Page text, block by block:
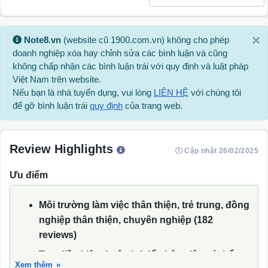
×
Note8.vn (website cũ 1900.com.vn) không cho phép
doanh nghiệp xóa hay chỉnh sửa các bình luận và cũng
không chấp nhận các bình luận trái với quy định và luật pháp
Việt Nam trên website.
Nếu bạn là nhà tuyển dụng, vui lòng LIÊN HỆ với chúng tôi
để gỡ bình luận trái quy định của trang web.
Review Highlights Cập nhật 26/02/2025
Ưu điểm
Môi trường làm việc thân thiện, trẻ trung, đồng
nghiệp thân thiện, chuyên nghiệp (182
reviews)
Tạo điều kiện thuận lợi để nhân viên có thể
Xem thêm